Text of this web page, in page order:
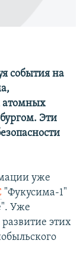
события на
атомных
Эти
уже
"Фукусима-1"
Уже
этих